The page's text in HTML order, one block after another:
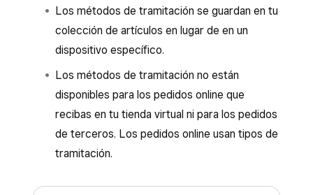
Los métodos de tramitación se guardan en tu
colección de artículos en lugar de en un
dispositivo específico.
Los métodos de tramitación no están
disponibles para los pedidos online que
recibas en tu tienda virtual ni para los pedidos
de terceros. Los pedidos online usan tipos de
tramitación.